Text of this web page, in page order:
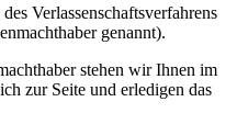
Verlassenschaftsverfahrens
genannt).
stehen wir Ihnen im
zur Seite und erledigen das